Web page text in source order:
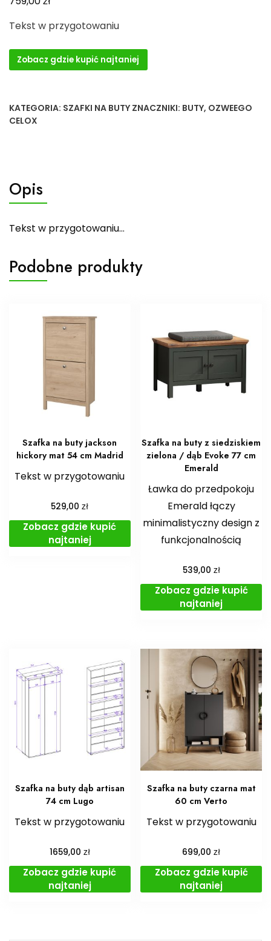
Tekst w przygotowaniu
Zobacz gdzie kupić najtaniej
KATEGORIA: SZAFKI NA BUTY ZNACZNIKI: BUTY, OZWEEGO
CELOX
Opis
Tekst w przygotowaniu…
Podobne produkty
Szafka na buty jackson
hickory mat 54 cm Madrid
Tekst w przygotowaniu
529,00zł
Zobacz gdzie kupić
najtaniej
Szafka na buty z siedziskiem
zielona / dąb Evoke 77 cm
Emerald
Ławka do przedpokoju
Emerald łączy
minimalistyczny design z
funkcjonalnością
539,00 zł
Zobacz gdzie kupić
najtaniej
Szafka na buty dąb artisan
74 cm Lugo
Tekst w przygotowaniu
1659,00 zł
Zobacz gdzie kupić
najtaniej
Szafka na buty czarna mat
60 cm Verto
Tekst w przygotowaniu
699,00zł
Zobacz gdzie kupić
najtaniej